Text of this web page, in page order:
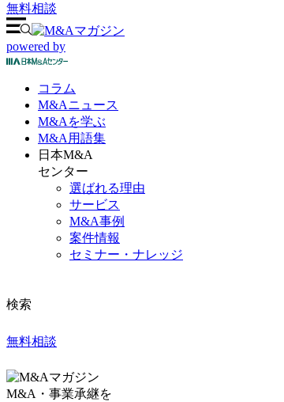
無料相談
powered by
コラム
M&Aニュース
M&Aを学ぶ
M&A 用語集
日本M&A
センター
選ばれる理由
サービス
M&A事例
案件情報
セミナー・ナレッジ
検索
無料相談
M&A・事業承継を